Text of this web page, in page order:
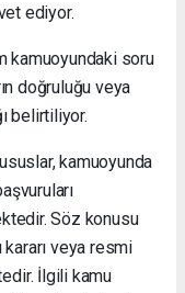
ediyor.
kamuoyundaki soru
doğruluğu veya
belirtiliyor.
kamuoyunda
Söz konusu
veya resmi
İlgili kamu